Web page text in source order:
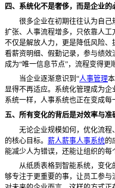
四、系统化不是奢侈，而是企业的
很多企业在初期往往认为自己
扩张、人事流程增多，只依靠人工
不仅是解放人力，更是降低风险
看薪资明细、假勤记录，参与绩
成为“唯一信息节点”，流程变得更
当企业逐渐意识到“人事管理
显得不再适应。系统化管理成为
系统一样，人事系统也正在变成每
五、所有变化的背后是对效率与准
无论企业规模如何，优化流程
的核心目标。 薪人薪事人事系统的
能减少人为错误，还能让组织的每
从纸质表格到智能系统，变化
够专注于更重要的事，让员工参与